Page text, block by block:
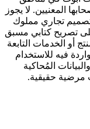
المعنيين. لا يجوز
تصميم تجاري مملوك
تصريح كتابي مسبق
أو الخدمات التابعة
فيه للاستخدام
المُحاكية
مرضية حقيقية.